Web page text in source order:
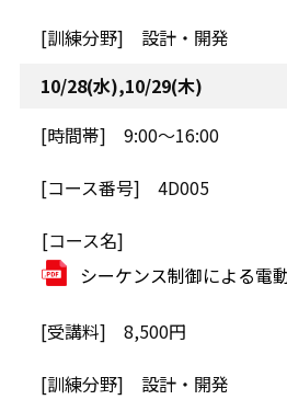
設計・開発
10/28(水),10/29(木)
9:00～16:00
4D005
シーケンス制御による電
8,500円
設計・開発